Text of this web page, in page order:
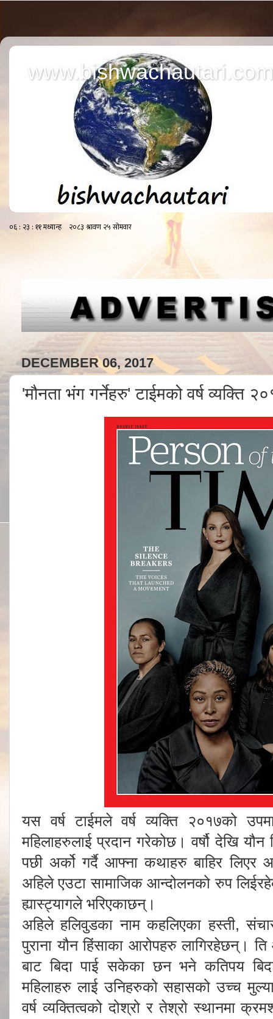
www.bishwachautari.com
DECEMBER 06, 2017
'मौनता भंग गर्नेहरु' टाईमको वर्ष व्यक्ति
यस वर्ष टाईमले वर्ष व्यक्ति २०१७को
महिलाहरुलाई प्रदान गरेकोछ। वर्षौ देखि
पछी अर्को गर्दै आफ्ना कथाहरु बाहिर लिएर
अहिले एउटा सामाजिक आन्दोलनको रुप
ह्यास्ट्यागले भरिएकाछन्।
अहिले हलिवुडका नाम कहलिएका हस्ती,
पुराना यौन हिंसाका आरोपहरु लागिरहेछन्।
बाट बिदा पाई सकेका छन भने कतिपय
महिलाहरु लाई उनिहरुको सहासको उच्च
वर्ष व्यक्तित्वको दोश्रो र तेश्रो स्थानमा